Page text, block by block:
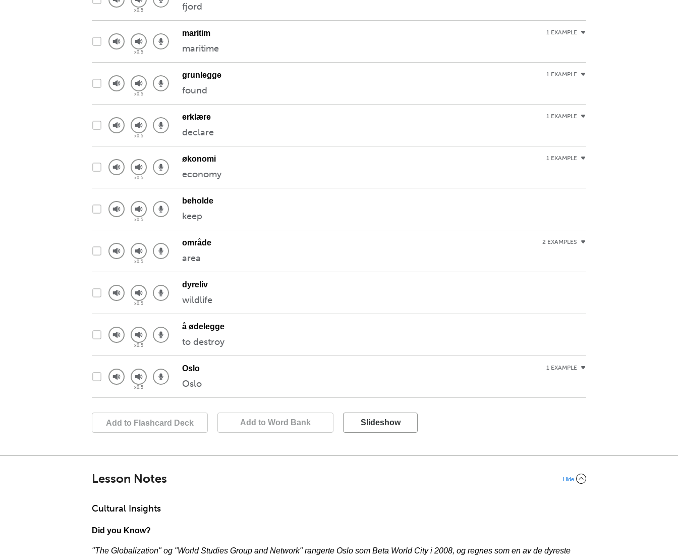
fjord
maritim
maritime
1 EXAMPLE
grunlegge
found
1 EXAMPLE
erklære
declare
1 EXAMPLE
økonomi
economy
1 EXAMPLE
beholde
keep
område
area
2 EXAMPLES
dyreliv
wildlife
å ødelegge
to destroy
Oslo
Oslo
1 EXAMPLE
Add to Flashcard Deck Add to Word Bank Slideshow
Lesson Notes Hide
Cultural Insights
Did you Know?
"The Globalization" og "World Studies Group and Network" rangerte Oslo som Beta World City i 2008, og regnes som en av de dyreste